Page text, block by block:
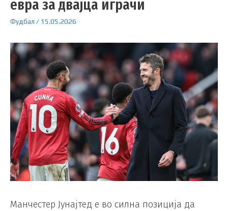
евра за двајца играчи
Фудбал / 15.05.2026
Манчестер Јунајтед е во силна позиција да